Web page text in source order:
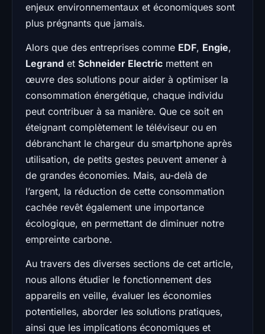
enjeux environnementaux et économiques sont
plus prégnants que jamais.
Alors que des entreprises comme EDF, Engie,
Legrand et Schneider Electric mettent en
œuvre des solutions pour aider à optimiser la
consommation énergétique, chaque individu
peut contribuer à sa manière. Que ce soit en
éteignant complètement le téléviseur ou en
débranchant le chargeur du smartphone après
utilisation, de petits gestes peuvent amener à
de grandes économies. Mais, au-delà de
l’argent, la réduction de cette consommation
cachée revêt également une importance
écologique, en permettant de diminuer notre
empreinte carbone.
Au travers des diverses sections de cet article,
nous allons étudier le fonctionnement des
appareils en veille, évaluer les économies
potentielles, aborder les solutions pratiques,
ainsi que les implications économiques et